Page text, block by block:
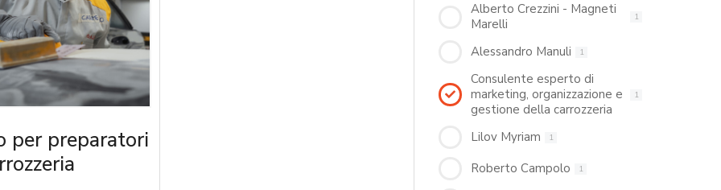
per preparatori
Alberto Crezzini - Magneti
Marelli
1
Alessandro Manuli 1
Consulente esperto di
marketing, organizzazione e
gestione della carrozzeria
1
Lilov Myriam 1
Roberto Campolo 1